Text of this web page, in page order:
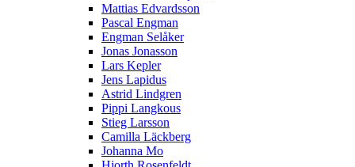
Mattias Edvardsson
Pascal Engman
Engman Selåker
Jonas Jonasson
Lars Kepler
Jens Lapidus
Astrid Lindgren
Pippi Langkous
Stieg Larsson
Camilla Läckberg
Johanna Mo